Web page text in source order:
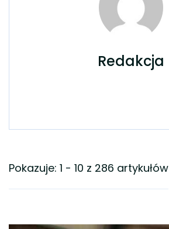
Redakcja
Pokazuje: 1 - 10 z 286 artykułów